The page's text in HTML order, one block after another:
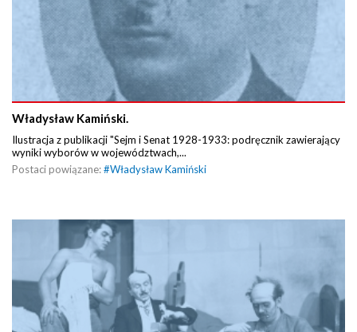
Władysław Kamiński.
Ilustracja z publikacji "Sejm i Senat 1928-1933: podręcznik zawierający
wyniki wyborów w województwach,...
Postaci powiązane:#Władysław Kamiński